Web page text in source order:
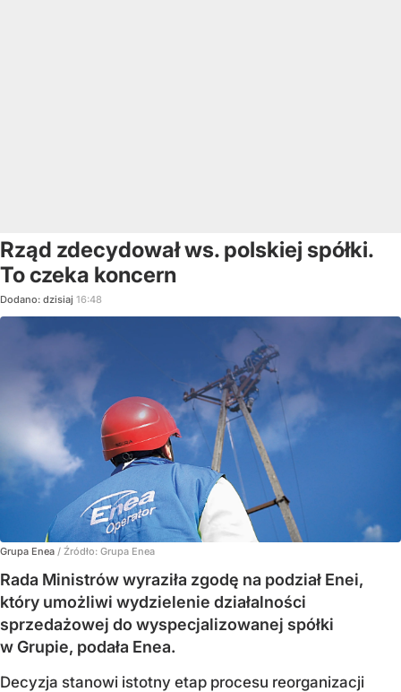
Rząd zdecydował ws. polskiej spółki.
To czeka koncern
Dodano: dzisiaj 16:48
Grupa Enea / Źródło: Grupa Enea
Rada Ministrów wyraziła zgodę na podział Enei,
który umożliwi wydzielenie działalności
sprzedażowej do wyspecjalizowanej spółki
w Grupie, podała Enea.
Decyzja stanowi istotny etap procesu reorganizacji